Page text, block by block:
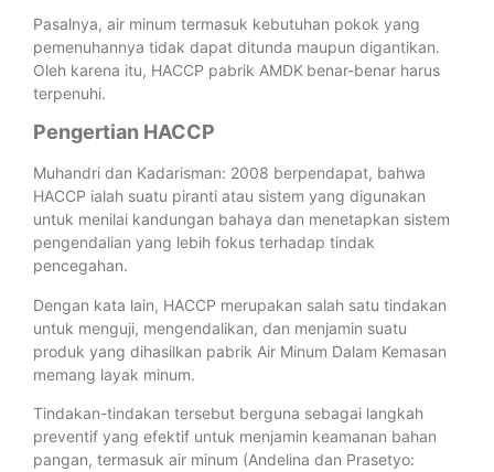
Pasalnya, air minum termasuk kebutuhan pokok yang
pemenuhannya tidak dapat ditunda maupun digantikan.
Oleh karena itu, HACCP pabrik AMDK benar-benar harus
terpenuhi.
Pengertian HACCP
Muhandri dan Kadarisman: 2008 berpendapat, bahwa
HACCP ialah suatu piranti atau sistem yang digunakan
untuk menilai kandungan bahaya dan menetapkan sistem
pengendalian yang lebih fokus terhadap tindak
pencegahan.
Dengan kata lain, HACCP merupakan salah satu tindakan
untuk menguji, mengendalikan, dan menjamin suatu
produk yang dihasilkan pabrik Air Minum Dalam Kemasan
memang layak minum.
Tindakan-tindakan tersebut berguna sebagai langkah
preventif yang efektif untuk menjamin keamanan bahan
pangan, termasuk air minum (Andelina dan Prasetyo: